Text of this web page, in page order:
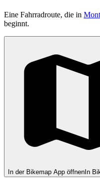
Eine Fahrradroute, die in
beginnt.
In der Bikemap App öffnen In